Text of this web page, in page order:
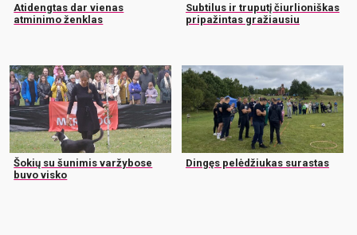
Atidengtas dar vienas
atminimo ženklas
Subtilus ir truputį čiurlioniškas
pripažintas gražiausiu
Šokių su šunimis varžybose
buvo visko
Dingęs pelėdžiukas surastas